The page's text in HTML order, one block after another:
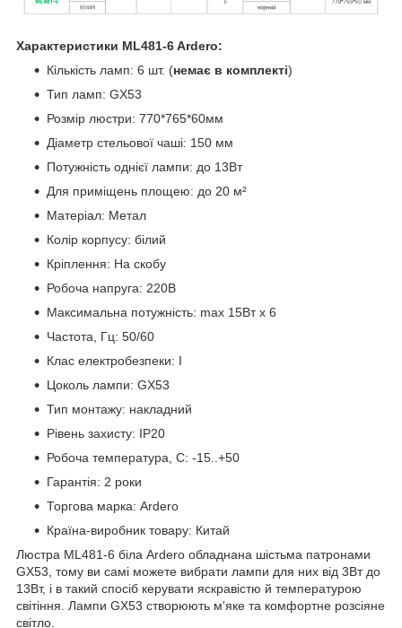
Характеристики ML481-6 Ardero:
Кількість ламп: 6 шт. (немає в комплекті)
Тип ламп: GX53
Розмір люстри: 770*765*60мм
Діаметр стельової чаші: 150 мм
Потужність однієї лампи: до 13Вт
Для приміщень площею: до 20 м²
Матеріал: Метал
Колір корпусу: бiлий
Кріплення: На скобу
Робоча напруга: 220В
Максимальна потужність: max 15Вт x 6
Частота, Гц: 50/60
Клас електробезпеки: І
Цоколь лампи: GX53
Тип монтажу: накладний
Рівень захисту: ІР20
Робоча температура, С: -15..+50
Гарантія: 2 роки
Торгова марка: Ardero
Країна-виробник товару: Китай
Люстра ML481-6 бiла Ardero обладнана шістьма патронами
GX53, тому ви самі можете вибрати лампи для них від 3Вт до
13Вт, і в такий спосіб керувати яскравістю й температурою
світіння. Лампи GX53 створюють м'яке та комфортне розсіяне
світло.